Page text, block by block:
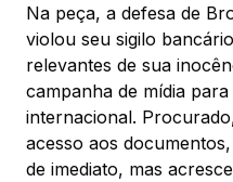
Na peça, a defesa de
violou seu sigilo
relevantes de sua
campanha de mídia
internacional.
acesso aos
de imediato, mas